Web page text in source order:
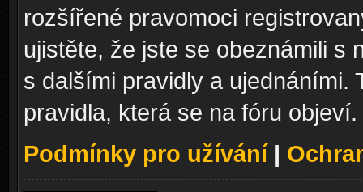
rozšířené pravomoci
ujistěte, že jste se obeznámili s
s dalšími pravidly a ujednáními.
pravidla, která se na fóru objeví.
Podmínky pro užívání|